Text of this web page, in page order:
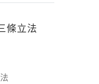
條立法